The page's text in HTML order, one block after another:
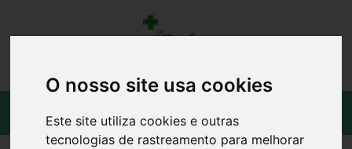
O nosso site usa cookies
Este site utiliza cookies e outras
tecnologias de rastreamento para melhorar